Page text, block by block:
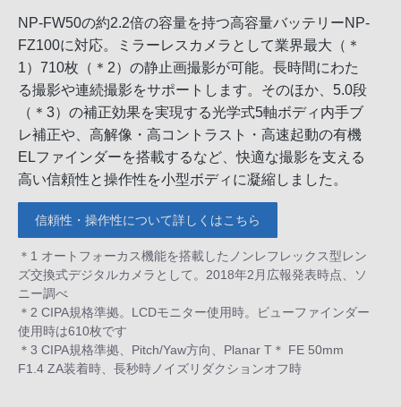
NP-FW50の約2.2倍の容量を持つ高容量バッテリーNP-
FZ100に対応。ミラーレスカメラとして業界最大（＊
1）710枚（＊2）の静止画撮影が可能。長時間にわた
る撮影や連続撮影をサポートします。そのほか、5.0段
（＊3）の補正効果を実現する光学式5軸ボディ内手ブ
レ補正や、高解像・高コントラスト・高速起動の有機
ELファインダーを搭載するなど、快適な撮影を支える
高い信頼性と操作性を小型ボディに凝縮しました。
信頼性・操作性について詳しくはこちら
＊1 オートフォーカス機能を搭載したノンレフレックス型レン
ズ交換式デジタルカメラとして。2018年2月広報発表時点、ソ
ニー調べ
＊2 CIPA規格準拠。LCDモニター使用時。ビューファインダー
使用時は610枚です
＊3 CIPA規格準拠、Pitch/Yaw方向、Planar T＊ FE 50mm
F1.4 ZA装着時、長秒時ノイズリダクションオフ時